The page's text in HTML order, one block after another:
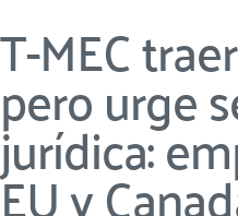
T-MEC
pero urge
jurídica:
EU y